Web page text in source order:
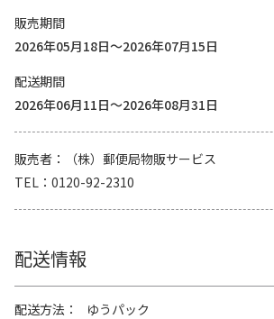
販売期間
2026年05月18日～2026年07月15日
配送期間
2026年06月11日～2026年08月31日
販売者
（株）郵便局物販サービス
TEL
0120-92-2310
配送情報
配送方法
ゆうパック